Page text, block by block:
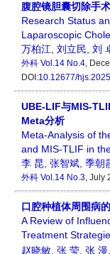
腹腔镜胆囊切除手
Research Status
Laparoscopic
万柏江 刘立民 刘
外科 Vol.14 No.4,
DOI:10.12677/
UBE-LIF与MIS-
Meta分析
Meta-Analysis of
and MIS-TLIF in
李 昆 张智斌 季朝
外科 Vol.14 No.3, July
口腔种植体周围病
A Review of
Treatment
赵晓敏 张 莹 张 漫